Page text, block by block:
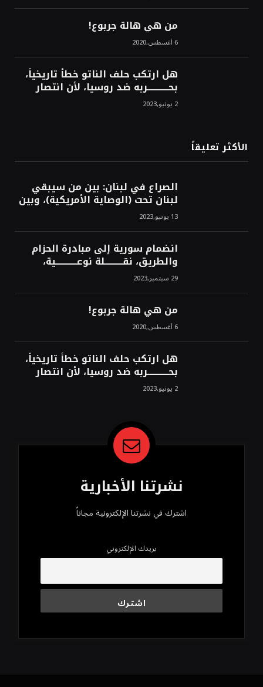
من هي هالة جربوع!
6 أغسطس,2020
هل ارتكب حلف الناتو خطأً تاريخياً،
بحــــــــــــربه ضد روسيا، لأن انتصار
روسيا الحتمي، سيفتت الناتو!محمد
محسن 2 يونيو,2023
الأكثر تعليقاً
الصراع في لبنان: بين من سيبقي
لبنان تحت (الوصاية الأمريكية)، وبين
من سيخرج لبنان من النفق الغربي!
محمد محسن13 يونيو,2023
انضمام سورية إلى مبادرة الحزام
والطريق، نقــــــــــلة نوعــــــــــــية،
استراتيجية، تاريخية، نهائية، نحو
الشرق!محمد محسن29 سبتمبر,2023
من هي هالة جربوع!
6 أغسطس,2020
هل ارتكب حلف الناتو خطأً تاريخياً،
بحــــــــــــربه ضد روسيا، لأن انتصار
روسيا الحتمي، سيفتت الناتو!محمد
محسن 2 يونيو,2023
نشرتنا الأخبارية
اشترك في نشرتنا الإلكترونية مجاناً
بريدك الإلكتروني